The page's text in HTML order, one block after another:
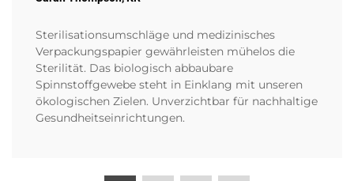
Sterilisationsumschläge und medizinisches
Verpackungspapier gewährleisten mühelos die
Sterilität. Das biologisch abbaubare
Spinnstoffgewebe steht in Einklang mit unseren
ökologischen Zielen. Unverzichtbar für nachhaltige
Gesundheitseinrichtungen.